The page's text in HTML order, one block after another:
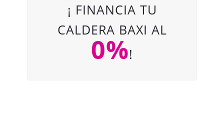
¡ FINANCIA TU
CALDERA BAXI AL
0%!